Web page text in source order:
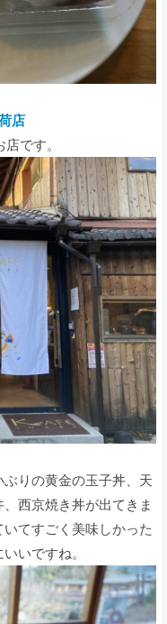
店
です。
りの黄金の玉子丼、天
西京焼き丼が出てきま
てすごく美味しかった
いですね。